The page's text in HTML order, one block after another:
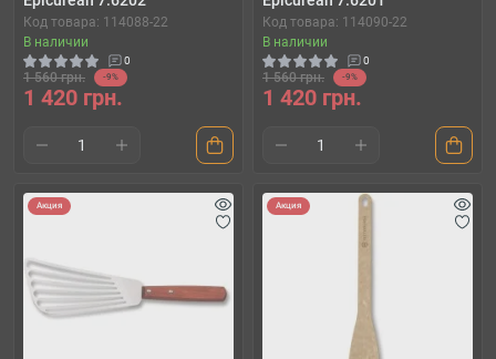
Код товара: 114088-22
В наличии
0
1 560 грн. -9%
1 420 грн.
Код товара: 114090-22
В наличии
0
1 560 грн. -9%
1 420 грн.
Акция Акция